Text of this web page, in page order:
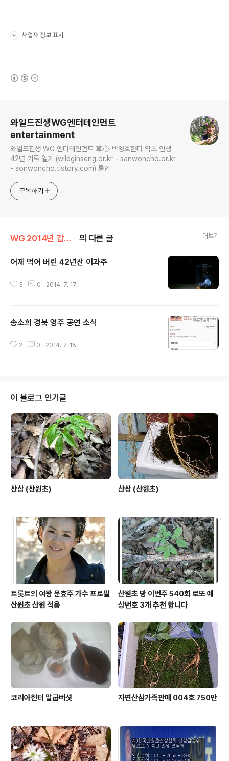
사업자 정보 표시
와일드진생WG엔터테인먼트
entertainment
와일드진생 WG 엔터테인먼트 草心 박영호헌터 약초 인생
42년 기록 일기 (wildginseng.or.kr - sanwoncho.or.kr
- sonwoncho.tistory.com) 통합
구독하기
WG 2014년 갑오년 기록 의 다른 글 더보기
어제 먹어 버린 42년산 이과주
3 0 2014. 7. 17.
송소희 경북 영주 공연 소식
2 0 2014. 7. 15.
이 블로그 인기글
산삼 (산원초) 산삼 (산원초)
트롯트의 여왕 문효주 가수 프로필
산원초 산원 적음
산원초 방 이번주 540회 로또 예
상번호 3개 추천 합니다
코리아헌터 말굽버섯 자연산삼가족판매 004호 750만